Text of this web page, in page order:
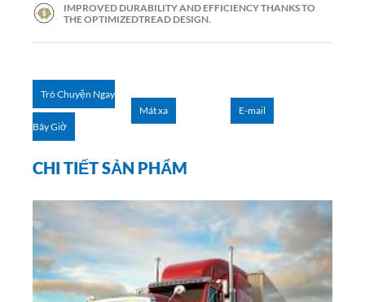
IMPROVED DURABILITY AND EFFICIENCY THANKS TO
THE OPTIMIZEDTREAD DESIGN.
Trò Chuyện Ngay
Bây Giờ
Mát xa E-mail
CHI TIẾT SẢN PHẨM